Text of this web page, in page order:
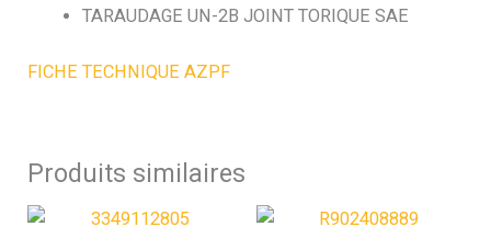
TARAUDAGE UN-2B JOINT TORIQUE SAE
FICHE TECHNIQUE AZPF
Produits similaires